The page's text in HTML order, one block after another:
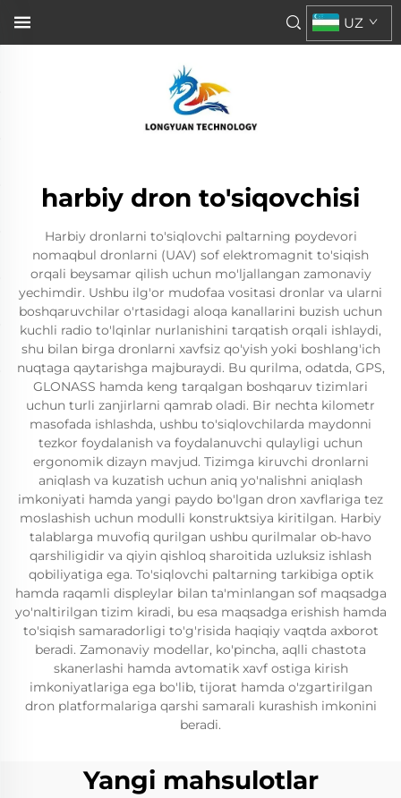
UZ
harbiy dron to'siqovchisi
Harbiy dronlarni to'siqlovchi paltarning poydevori
nomaqbul dronlarni (UAV) sof elektromagnit to'siqish
orqali beysamar qilish uchun mo'ljallangan zamonaviy
yechimdir. Ushbu ilg'or mudofaa vositasi dronlar va ularni
boshqaruvchilar o'rtasidagi aloqa kanallarini buzish uchun
kuchli radio to'lqinlar nurlanishini tarqatish orqali ishlaydi,
shu bilan birga dronlarni xavfsiz qo'yish yoki boshlang'ich
nuqtaga qaytarishga majburaydi. Bu qurilma, odatda, GPS,
GLONASS hamda keng tarqalgan boshqaruv tizimlari
uchun turli zanjirlarni qamrab oladi. Bir nechta kilometr
masofada ishlashda, ushbu to'siqlovchilarda maydonni
tezkor foydalanish va foydalanuvchi qulayligi uchun
ergonomik dizayn mavjud. Tizimga kiruvchi dronlarni
aniqlash va kuzatish uchun aniq yo'nalishni aniqlash
imkoniyati hamda yangi paydo bo'lgan dron xavflariga tez
moslashish uchun modulli konstruktsiya kiritilgan. Harbiy
talablarga muvofiq qurilgan ushbu qurilmalar ob-havo
qarshiligidir va qiyin qishloq sharoitida uzluksiz ishlash
qobiliyatiga ega. To'siqlovchi paltarning tarkibiga optik
hamda raqamli displeylar bilan ta'minlangan sof maqsadga
yo'naltirilgan tizim kiradi, bu esa maqsadga erishish hamda
to'siqish samaradorligi to'g'risida haqiqiy vaqtda axborot
beradi. Zamonaviy modellar, ko'pincha, aqlli chastota
skanerlashi hamda avtomatik xavf ostiga kirish
imkoniyatlariga ega bo'lib, tijorat hamda o'zgartirilgan
dron platformalariga qarshi samarali kurashish imkonini
beradi.
Yangi mahsulotlar